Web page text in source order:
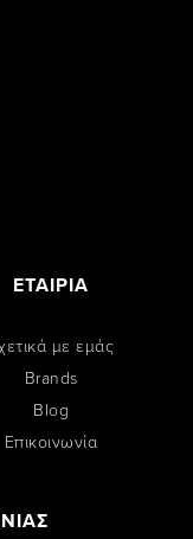
ΕΤΑΙΡΙΑ
με εμάς
Brands
Blog
Επικοινωνία